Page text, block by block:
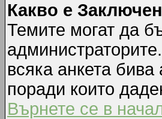
Какво е
Темите могат да
всяка анкета
поради които
Върнете се в